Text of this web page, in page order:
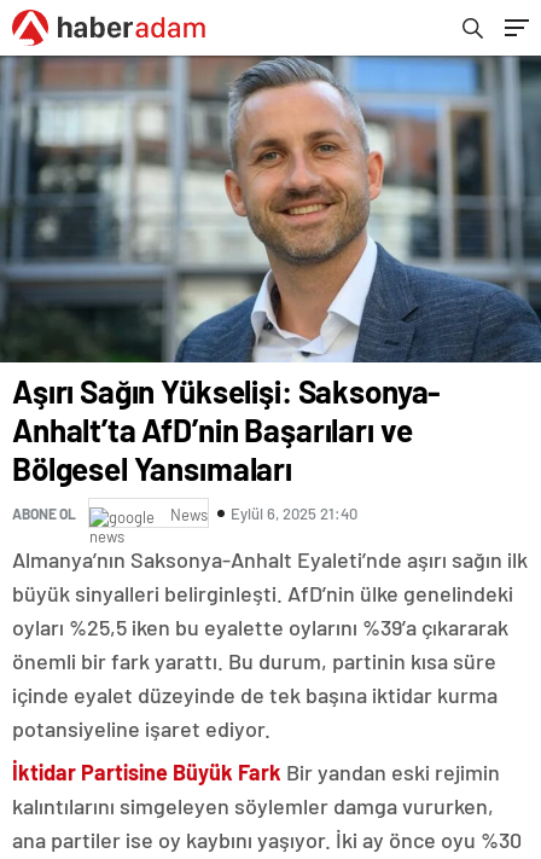
Aşırı Sağın Yükselişi: Saksonya-
Anhalt’ta AfD’nin Başarıları ve
Bölgesel Yansımaları
ABONE OL News Eylül 6, 2025 21:40
Almanya’nın Saksonya-Anhalt Eyaleti’nde aşırı sağın ilk
büyük sinyalleri belirginleşti. AfD’nin ülke genelindeki
oyları %25,5 iken bu eyalette oylarını %39’a çıkararak
önemli bir fark yarattı. Bu durum, partinin kısa süre
içinde eyalet düzeyinde de tek başına iktidar kurma
potansiyeline işaret ediyor.
İktidar Partisine Büyük Fark Bir yandan eski rejimin
kalıntılarını simgeleyen söylemler damga vururken,
ana partiler ise oy kaybını yaşıyor. İki ay önce oyu %30